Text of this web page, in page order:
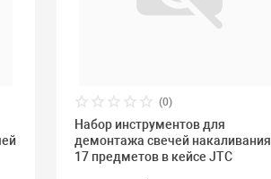
(0)
Набор инструментов для
демонтажа свечей накаливания
17 предметов в кейсе JTC